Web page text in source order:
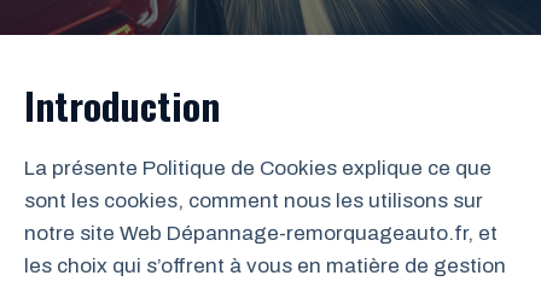
Introduction
La présente Politique de Cookies explique ce que
sont les cookies, comment nous les utilisons sur
notre site Web Dépannage-remorquageauto.fr, et
les choix qui s’offrent à vous en matière de gestion